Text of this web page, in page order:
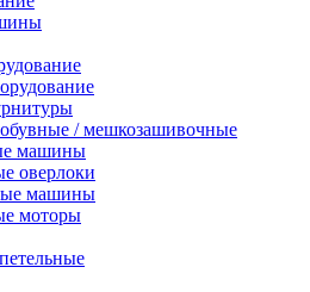
/ мешкозашивочные
машины
оверлоки
машины
моторы